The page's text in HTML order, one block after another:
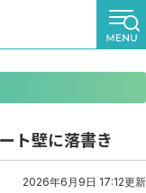
ト壁に落書き
2026年6月9日 17:12更新